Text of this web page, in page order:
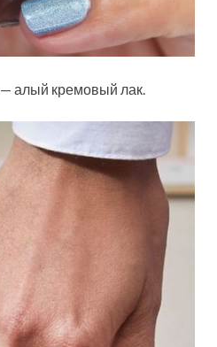
— алый кремовый лак.